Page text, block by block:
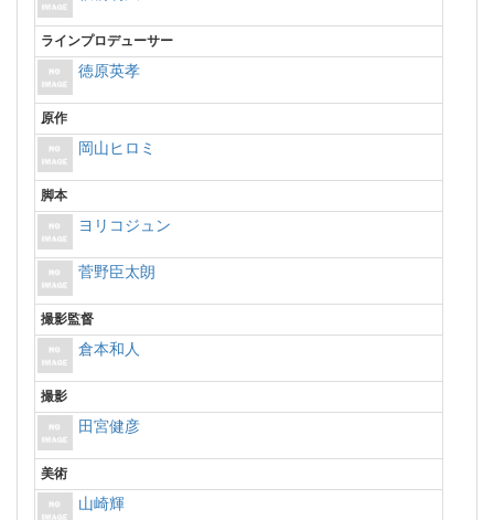
ラインプロデューサー
徳原英孝
原作
岡山ヒロミ
脚本
ヨリコジュン
菅野臣太朗
撮影監督
倉本和人
撮影
田宮健彦
美術
山崎輝